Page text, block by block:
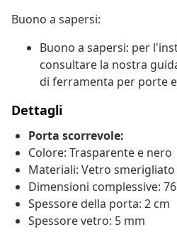
Buono a sapersi:
Buono a sapersi: per
consultare la nostra
di ferramenta per porte
Dettagli
Porta scorrevole:
Colore: Trasparente e nero
Materiali: Vetro smerigliato
Dimensioni complessive: 76
Spessore della porta: 2 cm
Spessore vetro: 5 mm